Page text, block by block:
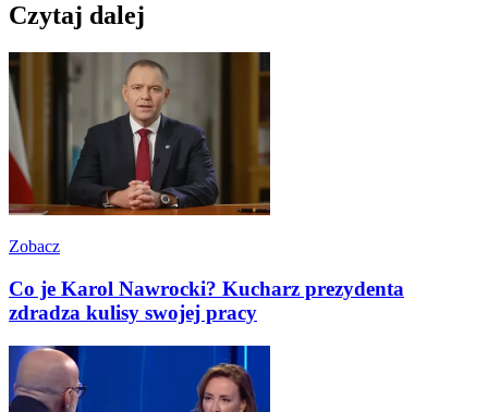
Czytaj dalej
Zobacz
Co je Karol Nawrocki? Kucharz prezydenta
zdradza kulisy swojej pracy